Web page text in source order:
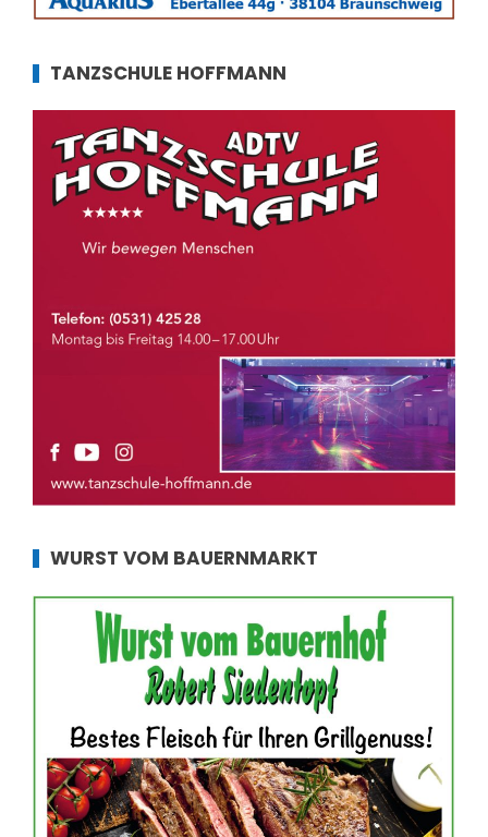
TANZSCHULE HOFFMANN
WURST VOM BAUERNMARKT